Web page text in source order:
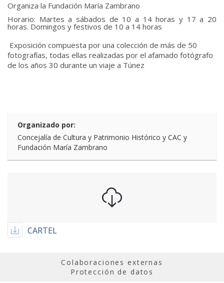
Organiza la Fundación María Zambrano
Horario: Martes a sábados de 10 a 14 horas y 17 a 20
horas. Domingos y festivos de 10 a 14 horas
Exposición compuesta por una colección de más de 50
fotografías, todas ellas realizadas por el afamado fotógrafo
de los años 30 durante un viaje a Túnez
Organizado por:
Concejalía de Cultura y Patrimonio Histórico y CAC y
Fundación María Zambrano
CARTEL
Colaboraciones externas
Protección de datos